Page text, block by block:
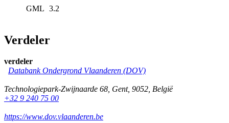
GML 3.2
Verdeler
verdeler
Databank Ondergrond Vlaanderen (DOV)
Technologiepark-Zwijnaarde 68, Gent, 9052, België
+32 9 240 75 00
https://www.dov.vlaanderen.be